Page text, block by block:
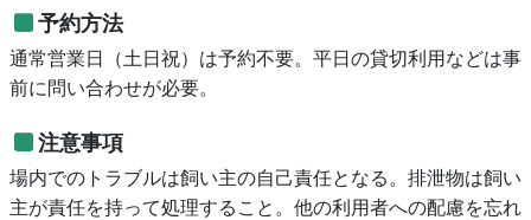
予約方法
通常営業日（土日祝）は予約不要。平日の貸切利用などは事
前に問い合わせが必要。
注意事項
場内でのトラブルは飼い主の自己責任となる。排泄物は飼い
主が責任を持って処理すること。他の利用者への配慮を忘れ